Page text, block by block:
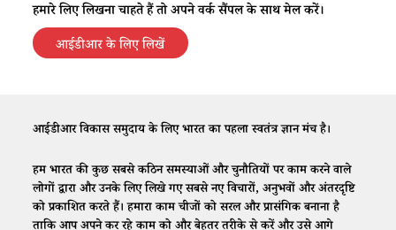
हमारे लिए लिखना चाहते हैं तो अपने वर्क सैंपल के साथ मेल करें।
आईडीआर के लिए लिखें
आईडीआर विकास समुदाय के लिए भारत का पहला स्वतंत्र ज्ञान मंच है।
हम भारत की कुछ सबसे कठिन समस्याओं और चुनौतियों पर काम करने वाले
लोगों द्वारा और उनके लिए लिखे गए सबसे नए विचारों, अनुभवों और अंतरदृष्टि
को प्रकाशित करते हैं। हमारा काम चीजों को सरल और प्रासंगिक बनाना है